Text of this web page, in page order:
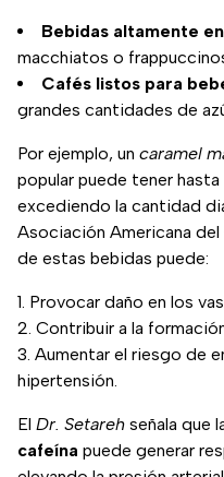
Bebidas altamente
macchiatos o
Cafés listos para
grandes cantidades de
Por ejemplo, un caramel
popular puede tener hasta
excediendo la cantidad
Asociación Americana
de estas bebidas puede:
Provocar daño en los
Contribuir a la
Aumentar el riesgo de
hipertensión.
El Dr. Setareh señala que
cafeína puede generar